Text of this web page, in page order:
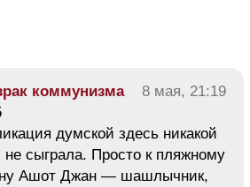
коммунизма
8 мая, 21:19
думской здесь никакой
не сыграла. Просто к пляжному
Ашот Джан — шашлычник,